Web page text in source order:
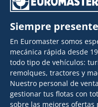
Siempre
En Euromaster somos
mecánica rápida desde
todo tipo de vehículos:
remolques, tractores y
Nuestro personal de
gestionar tus flotas con
sobre las mejores ofertas